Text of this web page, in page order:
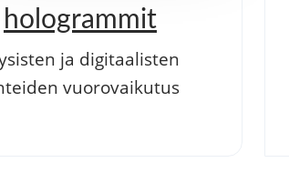
hologrammit
ja digitaalisten
vuorovaikutus